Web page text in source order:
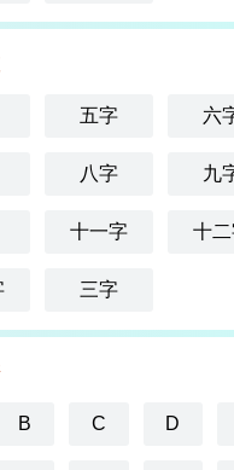
五字 六
八字 九
十一字 十
三字
B C D